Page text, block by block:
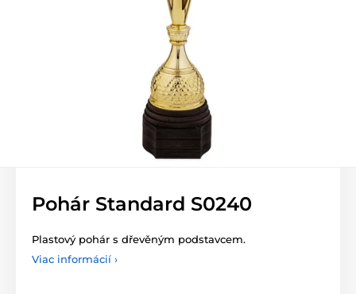
Pohár Standard S0240
Plastový pohár s dřevěným podstavcem.
Viac informácií ›